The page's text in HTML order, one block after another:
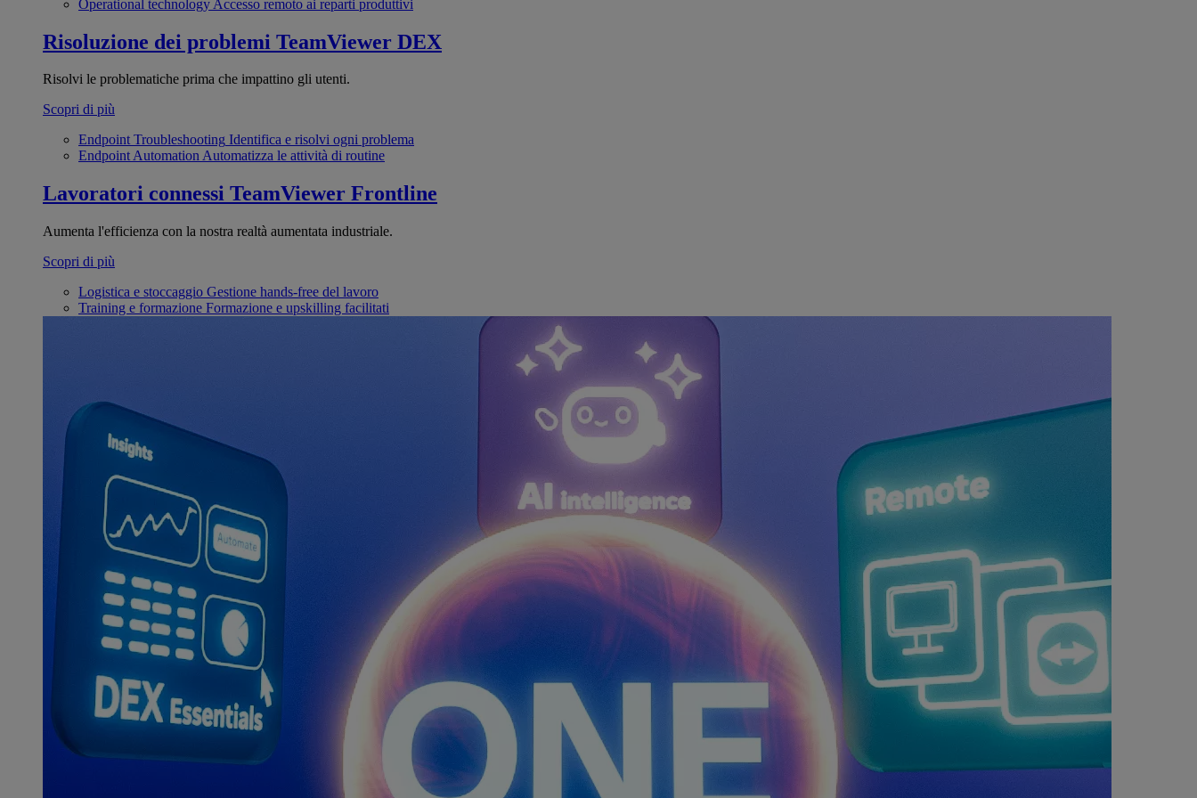
Operational technology Accesso remoto ai reparti produttivi
Risoluzione dei problemi TeamViewer DEX
Risolvi le problematiche prima che impattino gli utenti.
Scopri di più
Endpoint Troubleshooting Identifica e risolvi ogni problema
Endpoint AutomationAutomatizza le attività di routine
Lavoratori connessi TeamViewer Frontline
Aumenta l'efficienza con la nostra realtà aumentata industriale.
Scopri di più
Logistica e stoccaggio Gestione hands-free del lavoro
Training e formazione Formazione e upskilling facilitati